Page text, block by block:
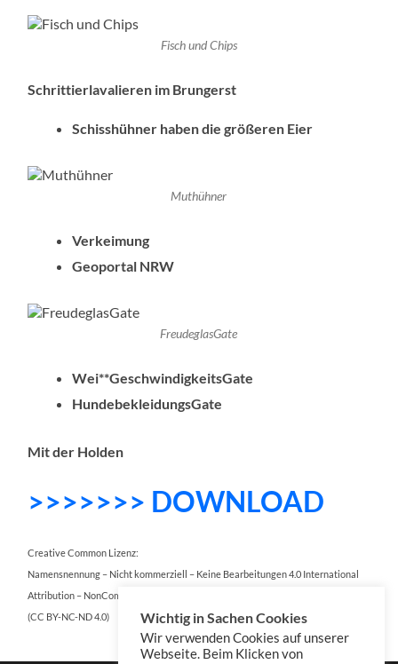
Fisch und Chips
Schrittierlavalieren im Brungerst
Schisshühner haben die größeren Eier
Muthühner
Verkeimung
Geoportal NRW
FreudeglasGate
Wei**GeschwindigkeitsGate
HundebekleidungsGate
Mit der Holden
>>>>>>> DOWNLOAD
Creative Common Lizenz:
Namensnennung – Nicht kommerziell – Keine Bearbeitungen 4.0 International
Attribution – NonCommercial – NoDerivatives 4.0 International
(CC BY-NC-ND 4.0)
Wichtig in Sachen Cookies
Wir verwenden Cookies auf unserer
Webseite. Beim Klicken von